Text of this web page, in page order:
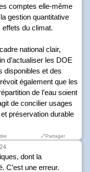
comptes elle-même
gestion quantitative
effets du climat.
national clair,
d’actualiser les DOE
disponibles et des
également que les
de l’eau soient
de concilier usages
préservation durable
🔗Partager
dont la
C’est une erreur.